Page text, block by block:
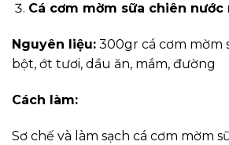
Cá cơm mờm sữa chiên
Nguyên liệu: 300gr cá cơm mờm
bột, ớt tươi, dầu ăn, mắm, đường
Cách làm:
Sơ chế và làm sạch cá cơm mờm